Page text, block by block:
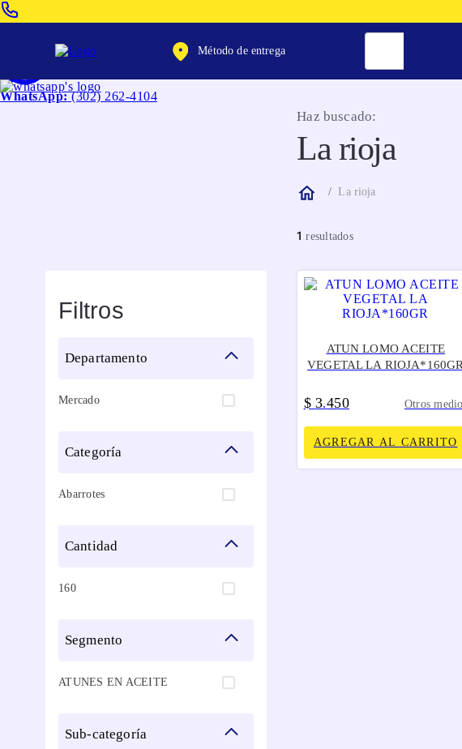
WhatsApp: (302) 262-4104
Método de entrega
Haz buscado:
La rioja
La rioja
1
Filtros
departamento
Mercado
categoría
Abarrotes
cantidad
160
segmento
ATUNES EN ACEITE
sub-categoría
ATUN LOMO ACEITE
VEGETAL LA RIOJA*160GR
$ 3.450 Otros
AGREGAR AL CARRITO